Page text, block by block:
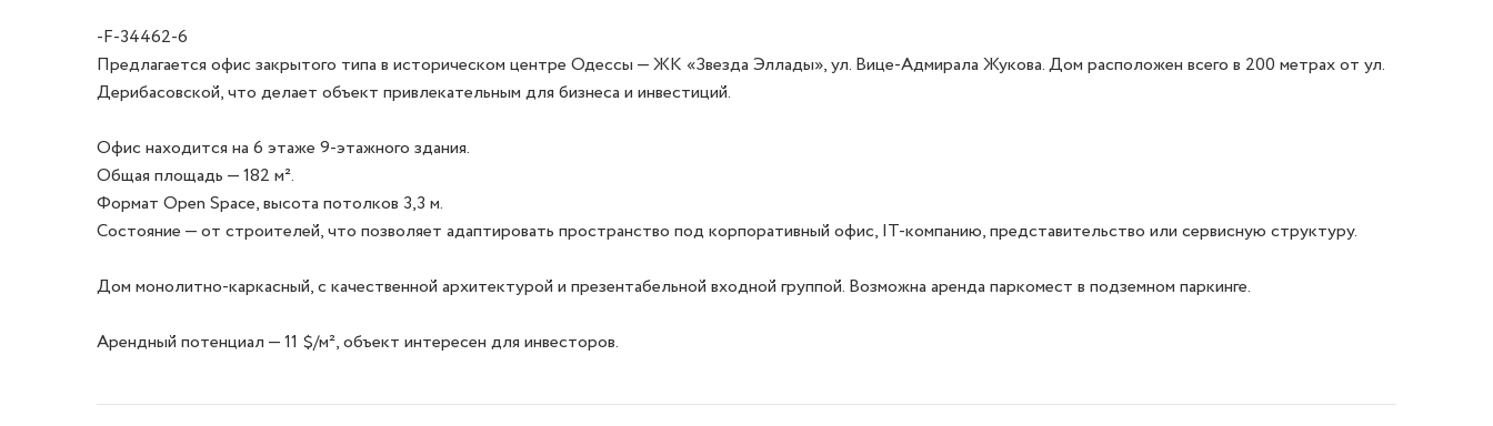
-F-34462-6
Предлагается офис закрытого типа в историческом центре Одессы — ЖК «Звезда Эллады», ул. Вице-Адмирала Жукова. Дом расположен всего в 200 метрах от ул.
Дерибасовской, что делает объект привлекательным для бизнеса и инвестиций.
Офис находится на 6 этаже 9-этажного здания.
Общая площадь — 182 м².
Формат Open Space, высота потолков 3,3 м.
Состояние — от строителей, что позволяет адаптировать пространство под корпоративный офис, IT-компанию, представительство или сервисную структуру.
Дом монолитно-каркасный, с качественной архитектурой и презентабельной входной группой. Возможна аренда паркомест в подземном паркинге.
Арендный потенциал — 11 $/м², объект интересен для инвесторов.